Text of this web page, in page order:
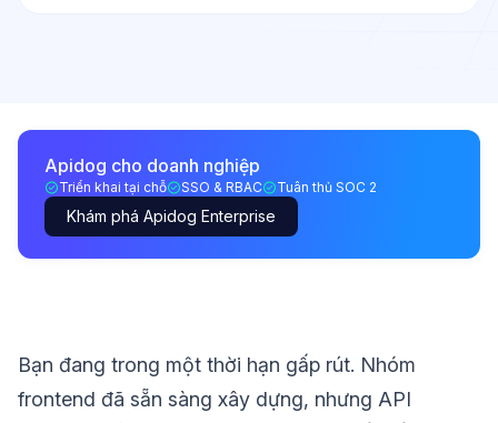
Apidog cho doanh nghiệp
Triển khai tại chỗ SSO & RBAC Tuân thủ SOC 2
Khám phá Apidog Enterprise
Bạn đang trong một thời hạn gấp rút. Nhóm
frontend đã sẵn sàng xây dựng, nhưng API